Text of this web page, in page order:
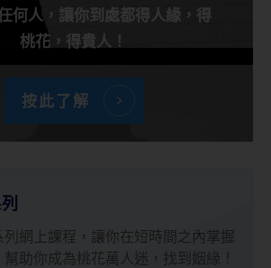
何人，讓你到處都得人緣，得
桃花，得貴人！
按此了解
網上課程，讓你在短時間之內掌握
助你成為桃花萬人迷，找到姻緣！